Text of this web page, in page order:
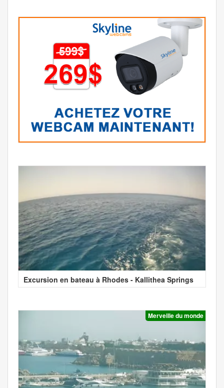
Excursion en bateau à Rhodes - Kallithea Springs
Merveille du monde